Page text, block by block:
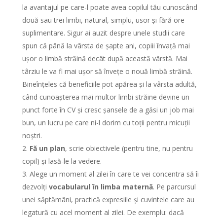
la avantajul pe care-l poate avea copilul tău cunoscând
două sau trei limbi, natural, simplu, usor și fără ore
suplimentare. Sigur ai auzit despre unele studii care
spun că până la vârsta de șapte ani, copiii învață mai
ușor o limbă străină decât după această vârstă. Mai
târziu le va fi mai ușor să învețe o nouă limbă străină.
Bineînțeles că beneficiile pot apărea și la vârsta adultă,
când cunoașterea mai multor limbi străine devine un
punct forte în CV și cresc șansele de a găsi un job mai
bun, un lucru pe care ni-l dorim cu toții pentru micuții
noștri.
Fă un plan, scrie obiectivele (pentru tine, nu pentru
copil) și lasă-le la vedere.
Alege un moment al zilei în care te vei concentra să îi
dezvolți vocabularul în limba maternă. Pe parcursul
unei săptămâni, practică expresiile și cuvintele care au
legatură cu acel moment al zilei. De exemplu: dacă